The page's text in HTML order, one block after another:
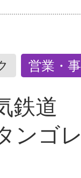
営業・
鉄道
ゴ